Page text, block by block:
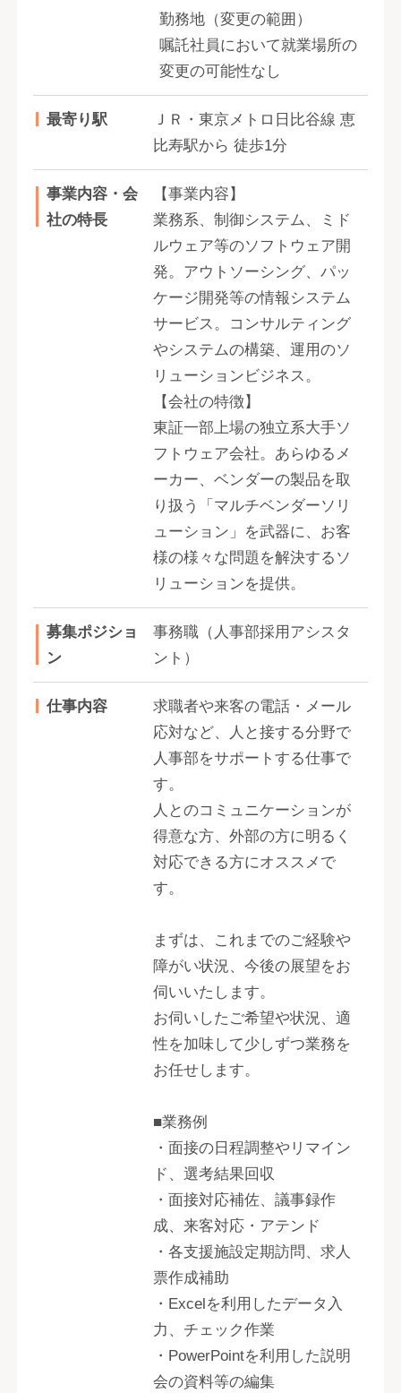
勤務地（変更の範囲）
嘱託社員において就業場所の
変更の可能性なし
最寄り駅
ＪＲ・東京メトロ日比谷線 恵
比寿駅から 徒歩1分
事業内容・会
社の特長
【事業内容】
業務系、制御システム、ミド
ルウェア等のソフトウェア開
発。アウトソーシング、パッ
ケージ開発等の情報システム
サービス。コンサルティング
やシステムの構築、運用のソ
リューションビジネス。
【会社の特徴】
東証一部上場の独立系大手ソ
フトウェア会社。あらゆるメ
ーカー、ベンダーの製品を取
り扱う「マルチベンダーソリ
ューション」を武器に、お客
様の様々な問題を解決するソ
リューションを提供。
募集ポジショ
ン
事務職（人事部採用アシスタ
ント）
仕事内容
求職者や来客の電話・メール
応対など、人と接する分野で
人事部をサポートする仕事で
す。
人とのコミュニケーションが
得意な方、外部の方に明るく
対応できる方にオススメで
す。
まずは、これまでのご経験や
障がい状況、今後の展望をお
伺いいたします。
お伺いしたご希望や状況、適
性を加味して少しずつ業務を
お任せします。
■業務例
・面接の日程調整やリマイン
ド、選考結果回収
・面接対応補佐、議事録作
成、来客対応・アテンド
・各支援施設定期訪問、求人
票作成補助
・Excelを利用したデータ入
力、チェック作業
・PowerPointを利用した説明
会の資料等の編集